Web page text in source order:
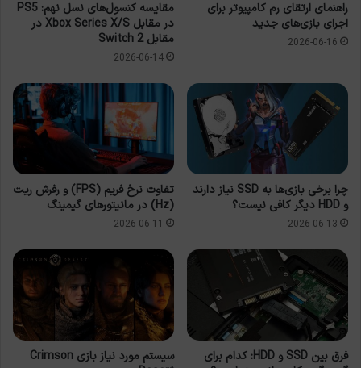
راهنمای ارتقای رم کامپیوتر برای
اجرای بازی‌های جدید
2026-06-16
مقایسه کنسول‌های نسل نهم: PS5
در مقابل Xbox Series X/S در
مقابل Switch 2
2026-06-14
چرا برخی بازی‌ها به SSD نیاز دارند
و HDD دیگر کافی نیست؟
2026-06-13
تفاوت نرخ فریم (FPS) و رفرش ریت
(Hz) در مانیتورهای گیمینگ
2026-06-11
فرق بین SSD و HDD: کدام برای
سیستم مورد نیاز بازی Crimson